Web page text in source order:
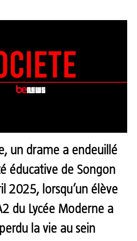
un drame a endeuillé
éducative de Songon
2025, lorsqu’un élève
du Lycée Moderne a
la vie au sein